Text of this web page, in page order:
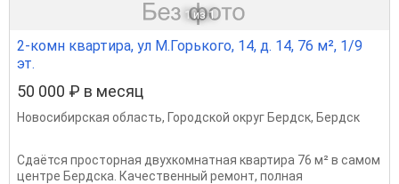
1 из 1
2-комн квартира, ул М.Горького, 14, д. 14, 76 м², 1/9
эт.
50 000 ₽ в месяц
Новосибирская область, Городской округ Бердск, Бердск
Сдаётся просторная двухкомнатная квартира 76 м² в самом
центре Бердска. Качественный ремонт, полная